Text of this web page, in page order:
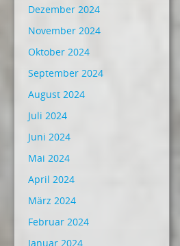
Dezember 2024
November 2024
Oktober 2024
September 2024
August 2024
Juli 2024
Juni 2024
Mai 2024
April 2024
März 2024
Februar 2024
Januar 2024